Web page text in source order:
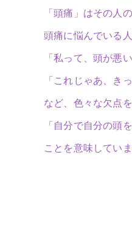
「頭痛」はその人
頭痛に悩んでいる
「私って、頭が悪
「これじゃあ、き
など、色々な欠点
「自分で自分の頭
ことを意味していま